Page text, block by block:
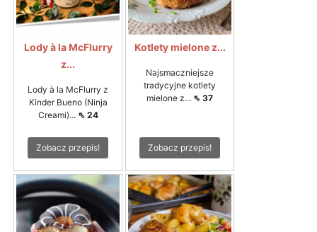
Lody à la McFlurry
z...
Lody à la McFlurry z
Kinder Bueno (Ninja
Creami)... ⇖ 24
Zobacz przepis!
Kotlety mielone z...
Najsmaczniejsze
tradycyjne kotlety
mielone z... ⇖ 37
Zobacz przepis!